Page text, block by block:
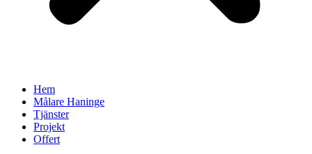
Hem
Målare Haninge
Tjänster
Projekt
Offert